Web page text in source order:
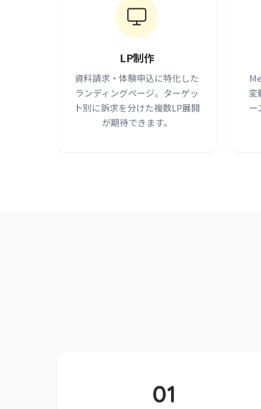
LP制作
資料請求・体験申込に特化した
ランディングページ。ターゲッ
ト別に訴求を分けた複数LP展開
が期待できます。
変
ー
01